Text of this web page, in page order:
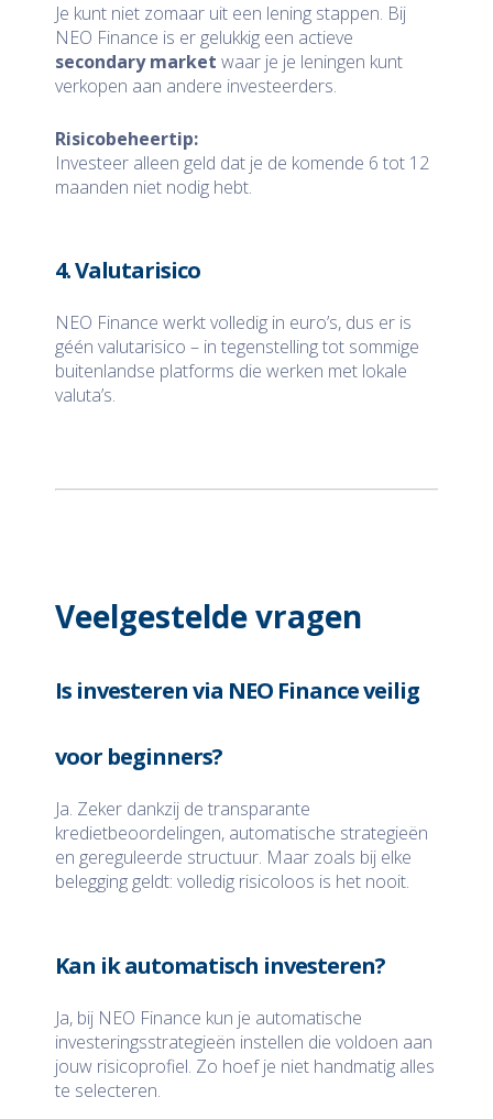
Je kunt niet zomaar uit een lening stappen. Bij
NEO Finance is er gelukkig een actieve
secondary market waar je je leningen kunt
verkopen aan andere investeerders.
Risicobeheertip:
Investeer alleen geld dat je de komende 6 tot 12
maanden niet nodig hebt.
4. Valutarisico
NEO Finance werkt volledig in euro’s, dus er is
géén valutarisico – in tegenstelling tot sommige
buitenlandse platforms die werken met lokale
valuta’s.
Veelgestelde vragen
Is investeren via NEO Finance veilig
voor beginners?
Ja. Zeker dankzij de transparante
kredietbeoordelingen, automatische strategieën
en gereguleerde structuur. Maar zoals bij elke
belegging geldt: volledig risicoloos is het nooit.
Kan ik automatisch investeren?
Ja, bij NEO Finance kun je automatische
investeringsstrategieën instellen die voldoen aan
jouw risicoprofiel. Zo hoef je niet handmatig alles
te selecteren.